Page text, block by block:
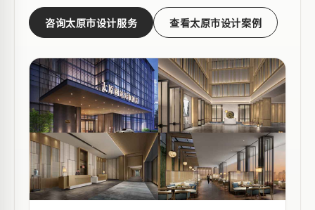
咨询太原市设计服务 查看太原市设计案例